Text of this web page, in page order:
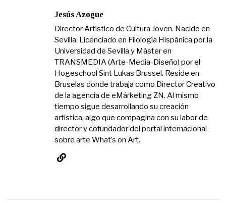
Jesús Azogue
Director Artístico de Cultura Joven. Nacido en
Sevilla. Licenciado en Filología Hispánica por la
Universidad de Sevilla y Máster en
TRANSMEDIA (Arte-Media-Diseño) por el
Hogeschool Sint Lukas Brussel. Reside en
Bruselas donde trabaja como Director Creativo
de la agencia de eMárketing ZN. Al mismo
tiempo sigue desarrollando su creación
artística, algo que compagina con su labor de
director y cofundador del portal internacional
sobre arte What’s on Art.